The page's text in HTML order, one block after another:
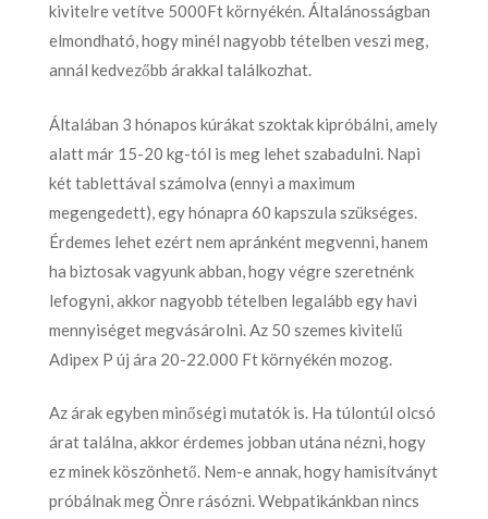
kivitelre vetítve 5000Ft környékén. Általánosságban
elmondható, hogy minél nagyobb tételben veszi meg,
annál kedvezőbb árakkal találkozhat.
Általában 3 hónapos kúrákat szoktak kipróbálni, amely
alatt már 15-20 kg-tól is meg lehet szabadulni. Napi
két tablettával számolva (ennyi a maximum
megengedett), egy hónapra 60 kapszula szükséges.
Érdemes lehet ezért nem apránként megvenni, hanem
ha biztosak vagyunk abban, hogy végre szeretnénk
lefogyni, akkor nagyobb tételben legalább egy havi
mennyiséget megvásárolni. Az 50 szemes kivitelű
Adipex P új ára 20-22.000 Ft környékén mozog.
Az árak egyben minőségi mutatók is. Ha túlontúl olcsó
árat találna, akkor érdemes jobban utána nézni, hogy
ez minek köszönhető. Nem-e annak, hogy hamisítványt
próbálnak meg Önre rásózni. Webpatikánkban nincs